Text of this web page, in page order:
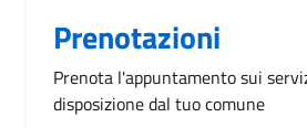
Prenotazioni
Prenota l'appuntamento sui
disposizione dal tuo comune